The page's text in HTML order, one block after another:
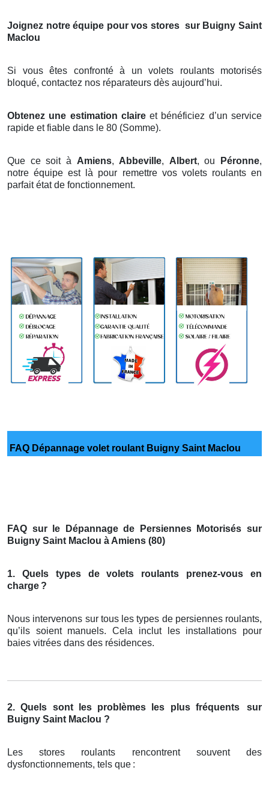
Joignez notre équipe pour vos stores sur Buigny Saint
Maclou
Si vous êtes confronté à un volets roulants motorisés
bloqué, contactez nos réparateurs dès aujourd’hui.
Obtenez une estimation claireet bénéficiez d’un service
rapide et fiable dans le 80 (Somme).
Que ce soit à Amiens, Abbeville, Albert, ou Péronne,
notre équipe est là pour remettre vos volets roulants en
parfait état de fonctionnement.
FAQ Dépannage volet roulant Buigny Saint Maclou
FAQ sur le Dépannage de Persiennes Motorisés sur
Buigny Saint Maclou à Amiens (80)
1. Quels types de volets roulants prenez-vous en
charge ?
Nous intervenons sur tous les types de persiennes roulants,
qu’ils soient manuels. Cela inclut les installations pour
baies vitrées dans des résidences.
2. Quels sont les problèmes les plus fréquents
sur
Buigny Saint Maclou ?
Les stores roulants rencontrent souvent des
dysfonctionnements, tels que :